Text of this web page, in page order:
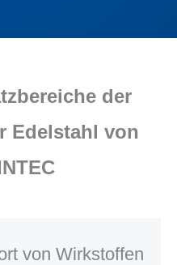
der
Edelstahl von
von Wirkstoffen